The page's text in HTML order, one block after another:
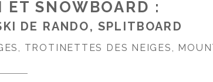
ET SNOWBOARD :
DE RANDO, SPLITBOARD
TROTINETTES DES NEIGES,